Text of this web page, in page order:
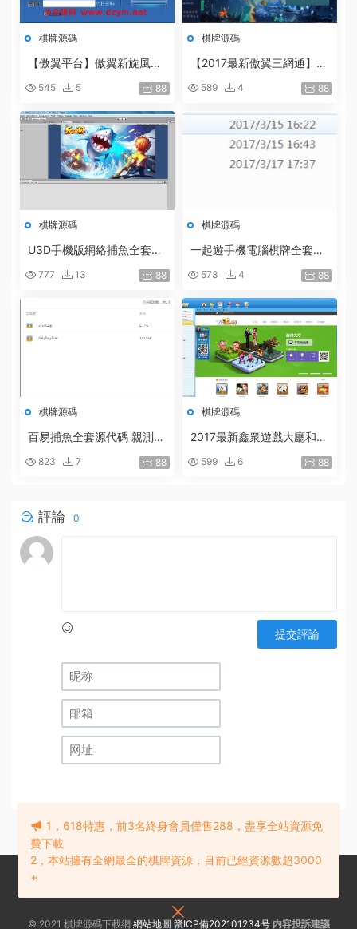
棋牌源碼
【傲翼平台】傲翼新旋風棋
545 5 88
棋牌源碼
【2017最新傲翼三網通】2
套完整源碼[三網]
589 4 88
棋牌源碼
U3D手機版網絡捕魚全套包
完整
777 13 88
棋牌源碼
一起遊手機電腦棋牌全套源
手機客戶端COCOS
573 4 88
棋牌源碼
百易捕魚全套源代碼 親測完
823 7 88
棋牌源碼
2017最新鑫衆遊戲大廳和全
碼程序
599 6 88
評論 0
提交評論
© 2021 棋牌源碼下載網 網站地圖 贛ICP備202101234号 内容投訴建議
1，618特惠，前3名終身會員僅售288，盡享全站資源免
費下載
2，本站擁有全網最全的棋牌資源，目前已經資源數超3000
+